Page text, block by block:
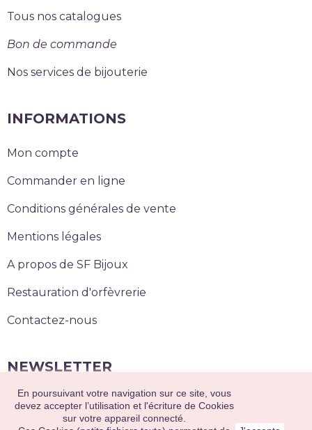
En poursuivant votre navigation sur ce site, vous
devez accepter l’utilisation et l'écriture de Cookies
sur votre appareil connecté.
Tous nos catalogues
Bon de commande
Nos services de bijouterie
INFORMATIONS
Mon compte
Commander en ligne
Conditions générales de vente
Mentions légales
A propos de SF Bijoux
Restauration d'orfèvrerie
Contactez-nous
NEWSLETTER
S’abonner